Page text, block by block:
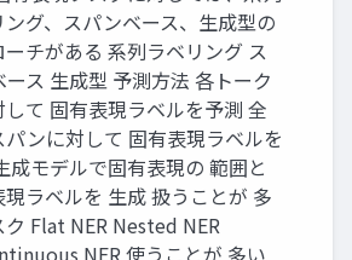
ング、スパンベース、生成型の
ーチがある 系列ラベリング ス
ース 生成型 予測方法 各トーク
して 固有表現ラベルを予測 全
パンに対して 固有表現ラベルを
成モデルで固有表現の 範囲と
現ラベルを 生成 扱うことが 多
ク Flat NER Nested NER